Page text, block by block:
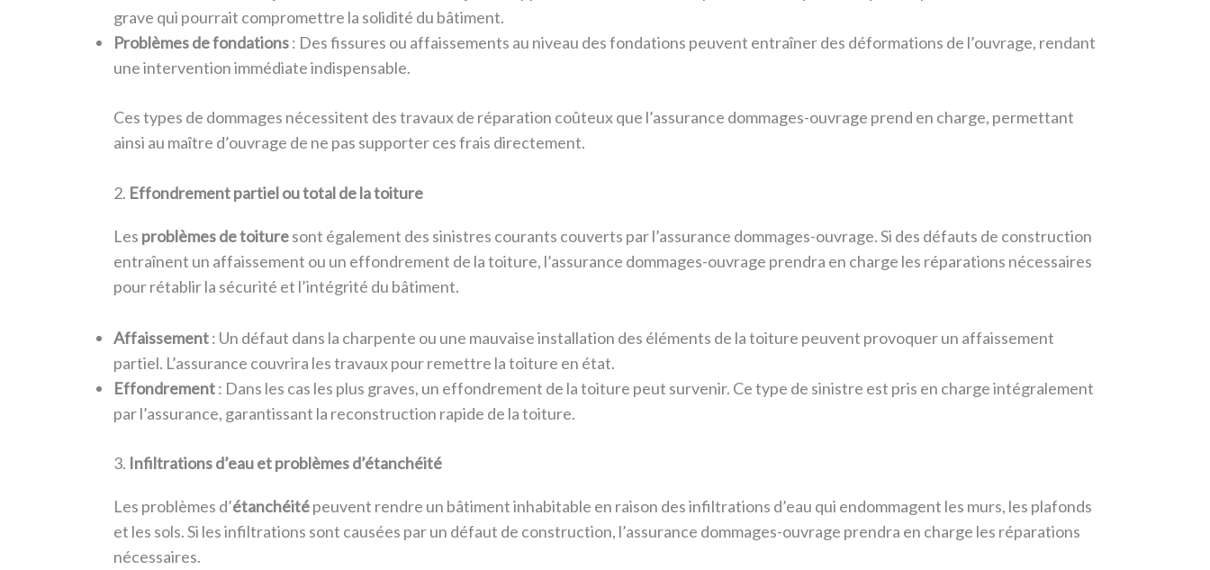
grave qui pourrait compromettre la solidité du bâtiment.
Problèmes de fondations: Des fissures ou affaissements au niveau des fondations peuvent entraîner des déformations de l’ouvrage, rendant
une intervention immédiate indispensable.
Ces types de dommages nécessitent des travaux de réparation coûteux que l’assurance dommages-ouvrage prend en charge, permettant
ainsi au maître d’ouvrage de ne pas supporter ces frais directement.
2. Effondrement partiel ou total de la toiture
Les problèmes de toituresont également des sinistres courants couverts par l’assurance dommages-ouvrage. Si des défauts de construction
entraînent un affaissement ou un effondrement de la toiture, l’assurance dommages-ouvrage prendra en charge les réparations nécessaires
pour rétablir la sécurité et l’intégrité du bâtiment.
Affaissement: Un défaut dans la charpente ou une mauvaise installation des éléments de la toiture peuvent provoquer un affaissement
partiel. L’assurance couvrira les travaux pour remettre la toiture en état.
Effondrement: Dans les cas les plus graves, un effondrement de la toiture peut survenir. Ce type de sinistre est pris en charge intégralement
par l’assurance, garantissant la reconstruction rapide de la toiture.
3. Infiltrations d’eau et problèmes d’étanchéité
Les problèmes d’étanchéitépeuvent rendre un bâtiment inhabitable en raison des infiltrations d’eau qui endommagent les murs, les plafonds
et les sols. Si les infiltrations sont causées par un défaut de construction, l’assurance dommages-ouvrage prendra en charge les réparations
nécessaires.